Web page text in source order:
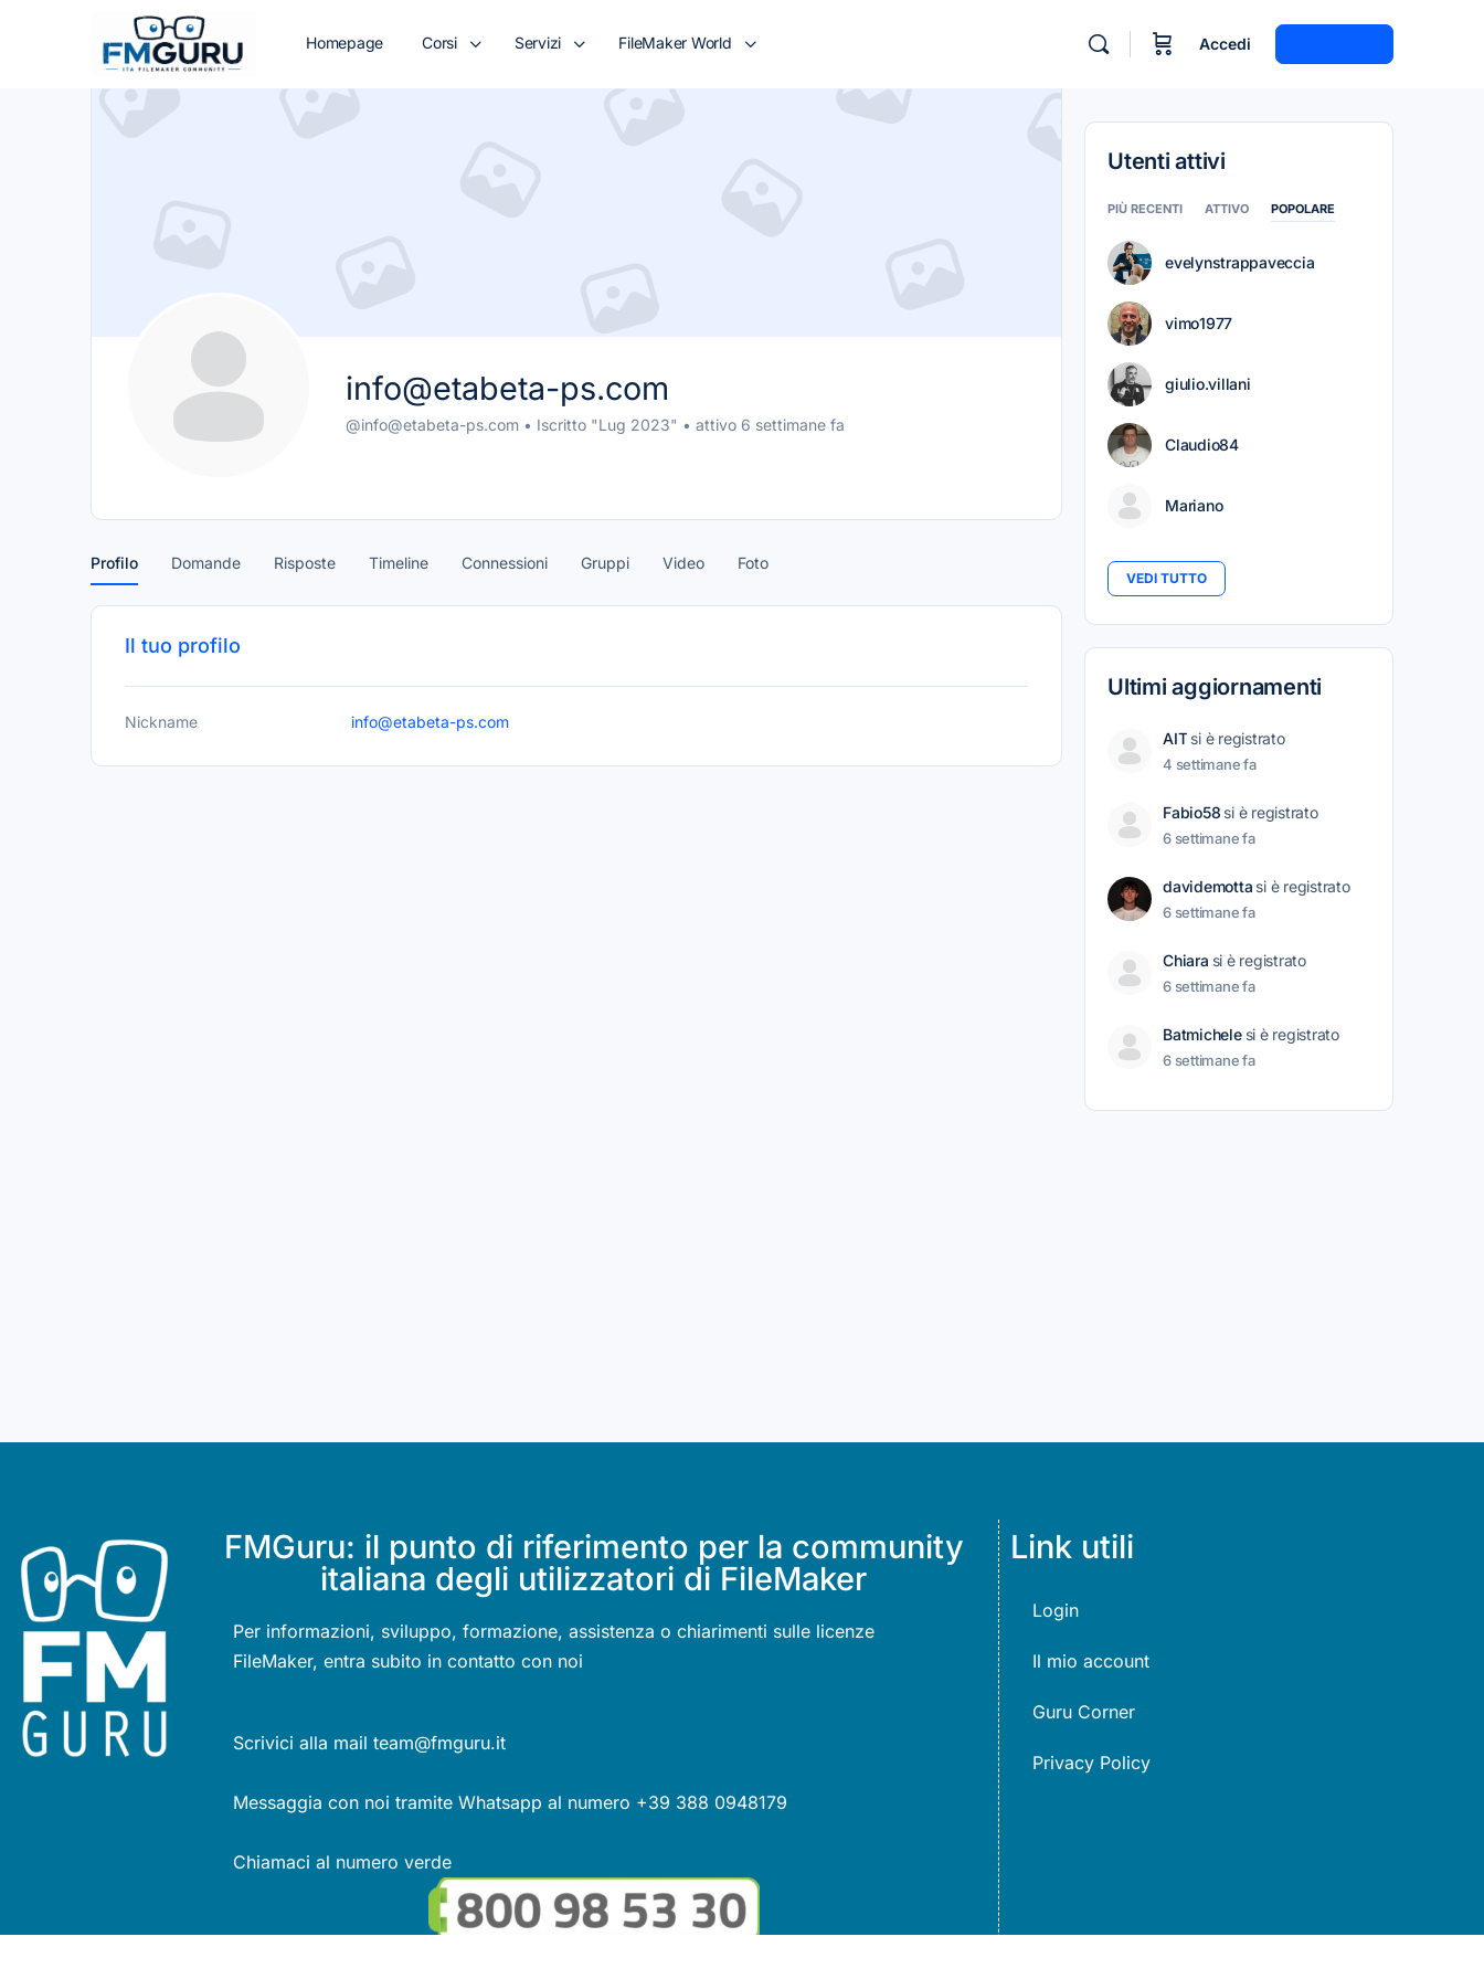
Homepage Corsi Servizi FileMaker World Accedi
info@etabeta-ps.com
@info@etabeta-ps.com • Iscritto "Lug 2023" • attivo 6 settimane fa
Profilo Domande Risposte Timeline Connessioni Gruppi Video Foto
Il tuo profilo
Nickname info@etabeta-ps.com
Utenti attivi
PIÙ RECENTI ATTIVO POPOLARE
evelynstrappaveccia
vimo1977
giulio.villani
Claudio84
Mariano
VEDI TUTTO
Ultimi aggiornamenti
AIT si è registrato
4 settimane fa
Fabio58 si è registrato
6 settimane fa
davidemotta si è registrato
6 settimane fa
Chiara si è registrato
6 settimane fa
Batmichele si è registrato
6 settimane fa
FMGuru: il punto di riferimento per la community
italiana degli utilizzatori di FileMaker
Per informazioni, sviluppo, formazione, assistenza o chiarimenti sulle licenze
FileMaker, entra subito in contatto con noi
Scrivici alla mail team@fmguru.it
Messaggia con noi tramite Whatsapp al numero +39 388 0948179
Chiamaci al numero verde
Link utili
Login
Il mio account
Guru Corner
Privacy Policy